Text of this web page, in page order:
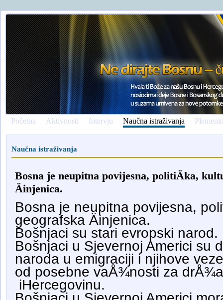
Početna Aktivnosti Intervju Naučna istraživanja
Naučna istraživanja
Bosna je neupitna povijesna, politiÄka,
Äinjenica.
Bosna je neupitna povijesna,
geografska Äinjenica.
Bošnjaci su stari evropski narod.
Bošnjaci u Sjevernoj Americi su
naroda u emigraciji i njihove
od posebne vaÅ¾nosti za
iHercegovinu.